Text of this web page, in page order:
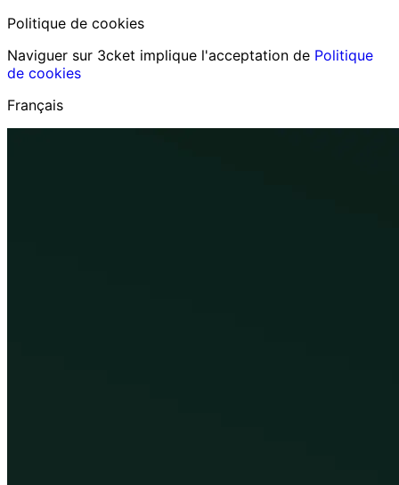
Politique de cookies
Naviguer sur 3cket implique l'acceptation de Politique
de cookies
Français